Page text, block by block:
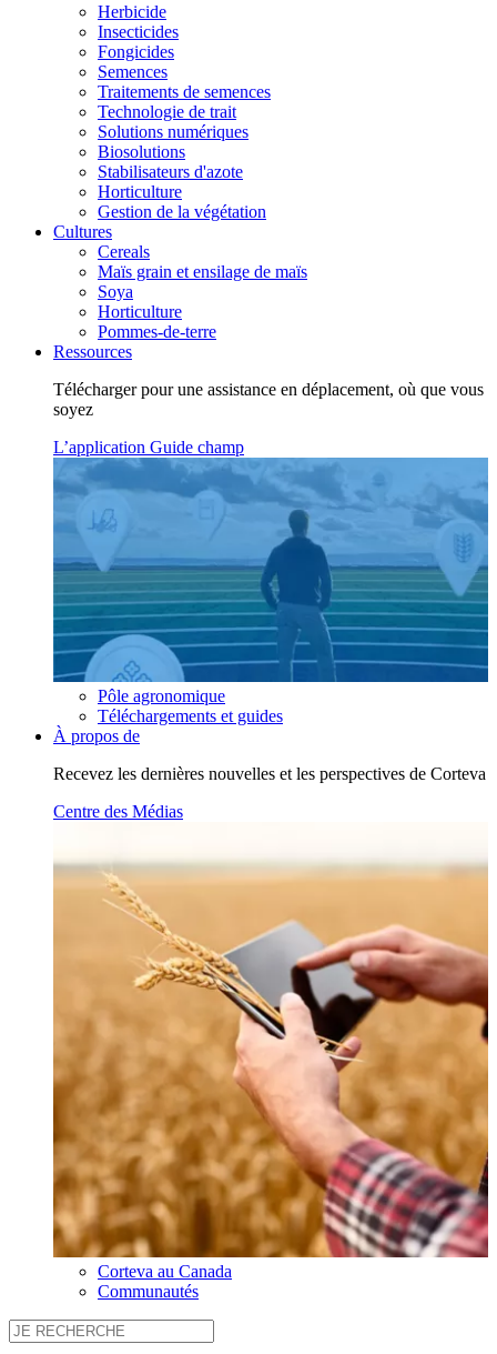
Herbicide
Insecticides
Fongicides
Semences
Traitements de semences
Technologie de trait
Solutions numériques
Biosolutions
Stabilisateurs d'azote
Horticulture
Gestion de la végétation
Cultures
Cereals
Maïs grain et ensilage de maïs
Soya
Horticulture
Pommes-de-terre
Ressources
Télécharger pour une assistance en déplacement, où que vous
soyez
L’application Guide champ
Pôle agronomique
Téléchargements et guides
À propos de
Recevez les dernières nouvelles et les perspectives de Corteva
Centre des Médias
Corteva au Canada
Communautés